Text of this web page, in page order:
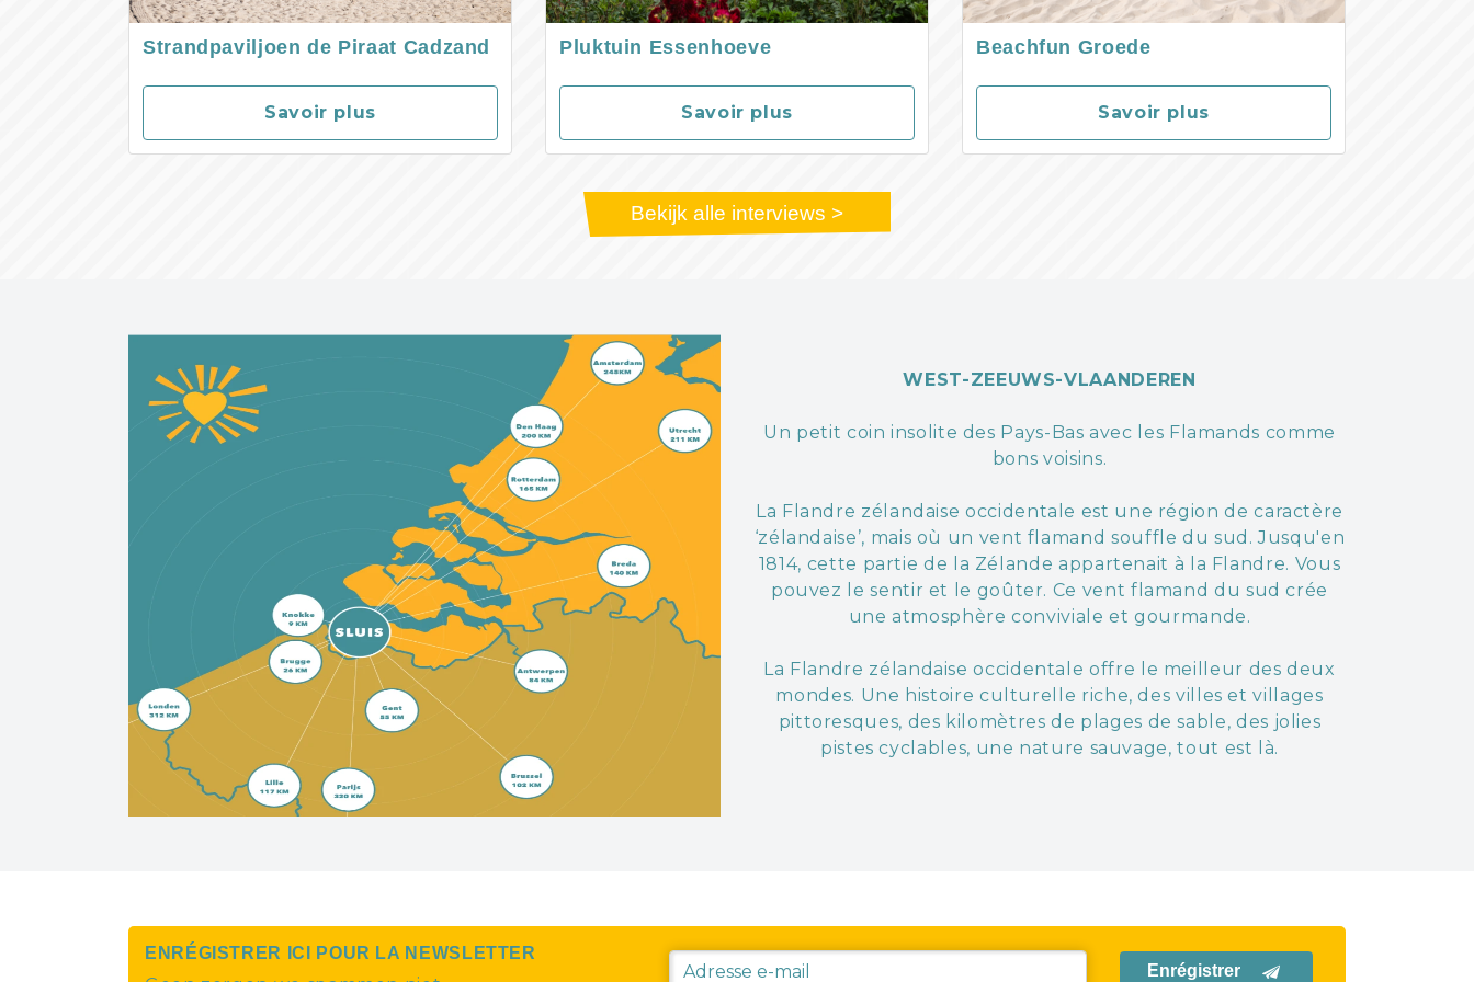
Strandpaviljoen de Piraat Cadzand
Savoir plus
Pluktuin Essenhoeve
Savoir plus
Beachfun Groede
Savoir plus
Bekijk alle interviews >
WEST-ZEEUWS-VLAANDEREN
Un petit coin insolite des Pays-Bas avec les Flamands comme
bons voisins.
La Flandre zélandaise occidentale est une région de caractère
‘zélandaise’, mais où un vent flamand souffle du sud. Jusqu'en
1814, cette partie de la Zélande appartenait à la Flandre. Vous
pouvez le sentir et le goûter. Ce vent flamand du sud crée
une atmosphère conviviale et gourmande.
La Flandre zélandaise occidentale offre le meilleur des deux
mondes. Une histoire culturelle riche, des villes et villages
pittoresques, des kilomètres de plages de sable, des jolies
pistes cyclables, une nature sauvage, tout est là.
ENRÉGISTRER ICI POUR LA NEWSLETTER
Enrégistrer